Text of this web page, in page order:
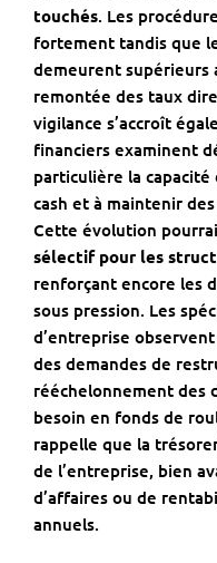
touchés. Les
fortement tandis que
demeurent supérieurs
remontée des taux
vigilance s’accroît
financiers examinent
particulière la
cash et à maintenir
Cette évolution
sélectif pour les
renforçant encore les
sous pression. Les
d’entreprise
des demandes de
rééchelonnement des
besoin en fonds de
rappelle que la
de l’entreprise, bien
d’affaires ou de
annuels.